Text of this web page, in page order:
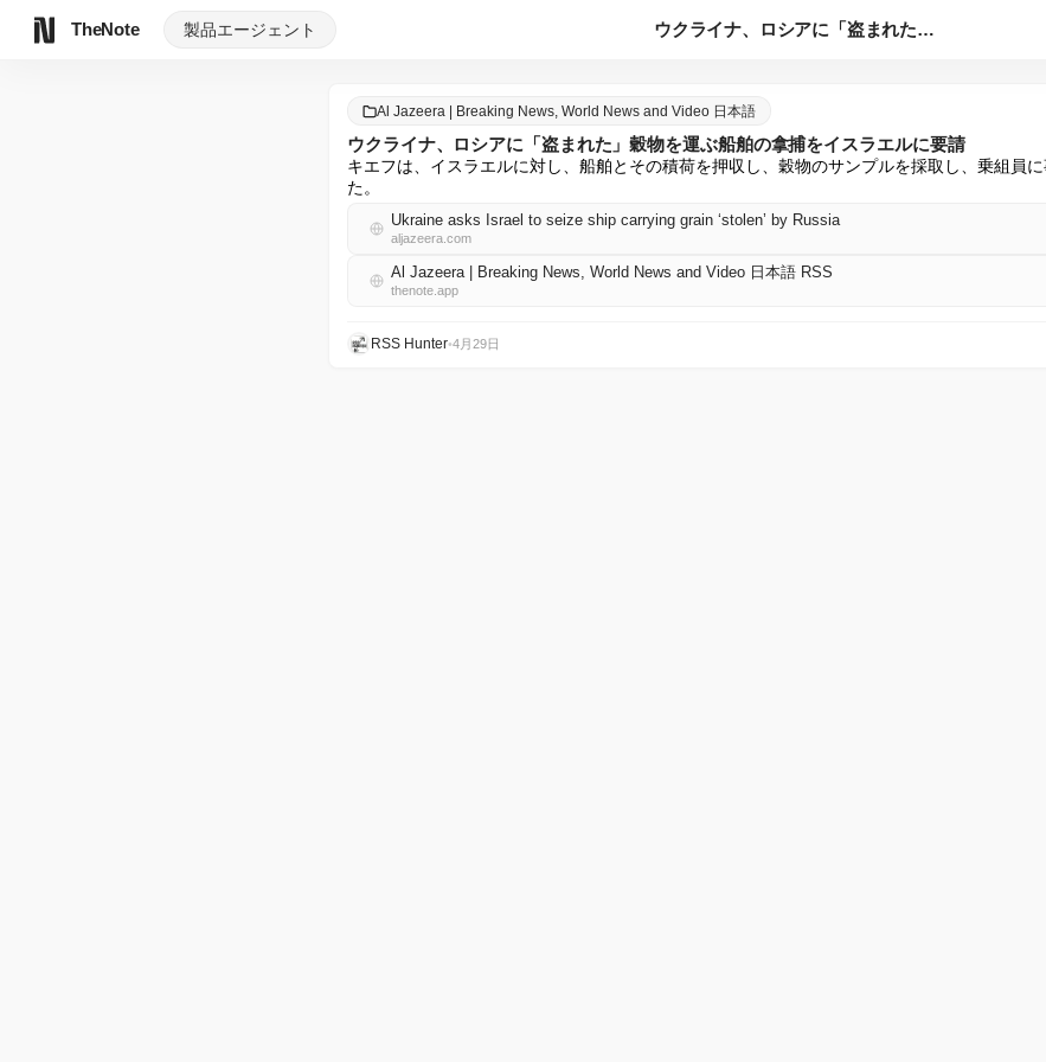
TheNote 製品エージェント ウクライナ、ロシアに「盗まれた」穀物を運ぶ船舶の拿捕をイスラ...
Al Jazeera | Breaking News, World News and Video 日本語
ウクライナ、ロシアに「盗まれた」穀物を運ぶ船舶の拿捕をイスラエルに要請
キエフは、イスラエルに対し、船舶とその積荷を押収し、穀物のサンプルを採取し、乗組員
た。
Ukraine asks Israel to seize ship carrying grain ‘stolen’ by Russia
aljazeera.com
Al Jazeera | Breaking News, World News and Video 日本語 RSS
thenote.app
RSS Hunter•4月29日